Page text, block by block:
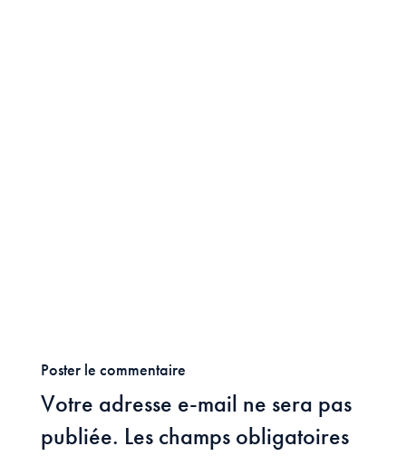
Poster le commentaire
Votre adresse e-mail ne sera pas
publiée. Les champs obligatoires